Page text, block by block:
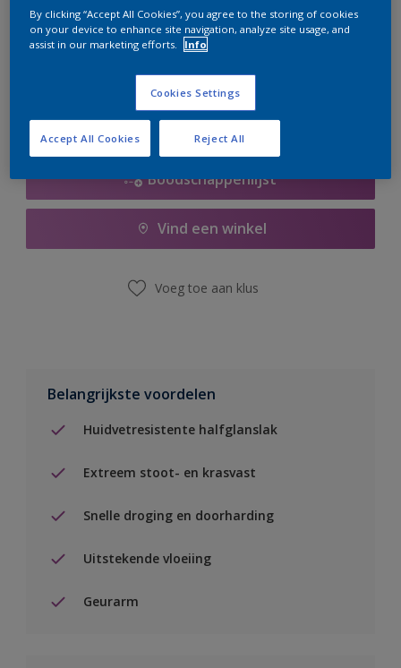
Op dit moment is het niet mogelijk dit product online
te bestellen. Houd de website in de gaten, we werken
Boodschappenlijst
Vind een winkel
Voeg toe aan klus
Belangrijkste voordelen
Huidvetresistente halfglanslak
Extreem stoot- en krasvast
Snelle droging en doorharding
Uitstekende vloeiing
Geurarm
By clicking “Accept All Cookies”, you agree to the storing of cookies
on your device to enhance site navigation, analyze site usage, and
assist in our marketing efforts.
Info
Cookies Settings
Reject All
Accept All Cookies